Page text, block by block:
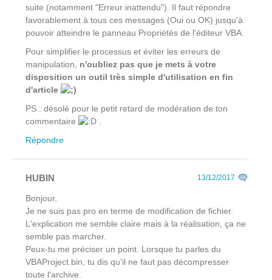
suite (notamment "Erreur inattendu"). Il faut répondre
favorablement à tous ces messages (Oui ou OK) jusqu'à
pouvoir atteindre le panneau Propriétés de l'éditeur VBA.
Pour simplifier le processus et éviter les erreurs de
manipulation, n'oubliez pas que je mets à votre
disposition un outil très simple d'utilisation en fin
d'article
PS : désolé pour le petit retard de modération de ton
commentaire
Répondre
HUBIN 13/12/2017
Bonjour,
Je ne suis pas pro en terme de modification de fichier.
L'explication me semble claire mais à la réalisation, ça ne
semble pas marcher.
Peux-tu me préciser un point. Lorsque tu parles du
VBAProject.bin, tu dis qu'il ne faut pas décompresser
toute l'archive.